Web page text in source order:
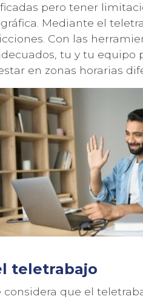
pero tener
Mediante el
Con las
tu y tu equipo
en zonas horarias
teletrabajo
considera que el